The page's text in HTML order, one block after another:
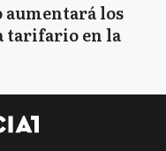
los
tarifario en la